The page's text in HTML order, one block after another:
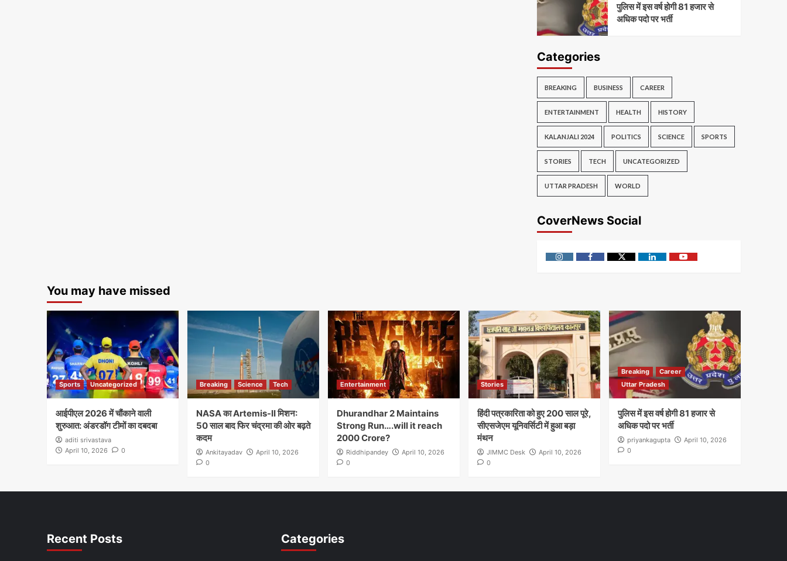
पुलिस में इस वर्ष होगी 81 हजार से
अधिक पदो पर भर्ती
Categories
BREAKING BUSINESS CAREER
ENTERTAINMENT HEALTH HISTORY
KALANJALI 2024 POLITICS SCIENCE SPORTS
STORIES TECH UNCATEGORIZED
UTTAR PRADESH WORLD
CoverNews Social
InstagramFacebookTwitter LinkedinYoutube
You may have missed
Sports Uncategorized
आईपीएल 2026 में चौंकाने वाली
शुरुआत: अंडरडॉग टीमों का दबदबा
aditi srivastava
April 10, 2026
0
Breaking Science Tech
NASA का Artemis-II मिशन:
50 साल बाद फिर चंद्रमा की ओर बढ़ते
कदम
Ankitayadav
April 10, 2026
0
Entertainment
Dhurandhar 2 Maintains
Strong Run….will it reach
2000 Crore?
Riddhipandey
April 10, 2026
0
Stories
हिंदी पत्रकारिता को हुए 200 साल पूरे,
सीएसजेएम यूनिवर्सिटी में हुआ बड़ा
मंथन
JIMMC Desk
April 10, 2026
0
Breaking
Career
Uttar Pradesh
पुलिस में इस वर्ष होगी 81 हजार से
अधिक पदो पर भर्ती
priyankagupta
April 10, 2026
0
Recent Posts Categories